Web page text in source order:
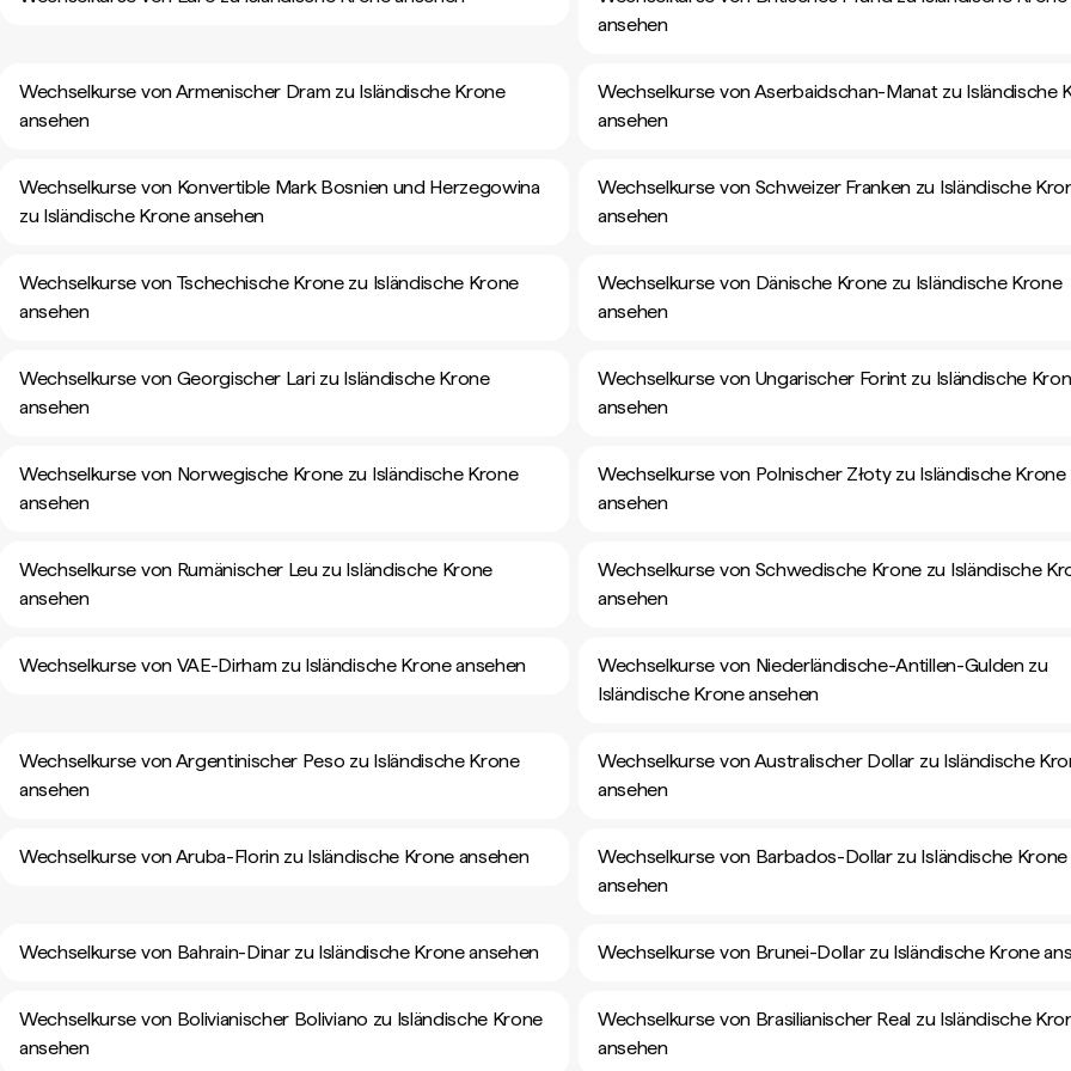
ansehen
Wechselkurse von Armenischer Dram zu Isländische Krone
ansehen
Wechselkurse von Aserbaidschan-Manat zu Isländische
ansehen
Wechselkurse von Konvertible Mark Bosnien und Herzegowina
zu Isländische Krone ansehen
Wechselkurse von Schweizer Franken zu Isländische
ansehen
Wechselkurse von Tschechische Krone zu Isländische Krone
ansehen
Wechselkurse von Dänische Krone zu Isländische Krone
ansehen
Wechselkurse von Georgischer Lari zu Isländische Krone
ansehen
Wechselkurse von Ungarischer Forint zu Isländische
ansehen
Wechselkurse von Norwegische Krone zu Isländische Krone
ansehen
Wechselkurse von Polnischer Złoty zu Isländische Krone
ansehen
Wechselkurse von Rumänischer Leu zu Isländische Krone
ansehen
Wechselkurse von Schwedische Krone zu Isländische
ansehen
Wechselkurse von VAE-Dirham zu Isländische Krone ansehen
Wechselkurse von Niederländische-Antillen-Gulden zu
Isländische Krone ansehen
Wechselkurse von Argentinischer Peso zu Isländische Krone
ansehen
Wechselkurse von Australischer Dollar zu Isländische
ansehen
Wechselkurse von Aruba-Florin zu Isländische Krone ansehen
Wechselkurse von Barbados-Dollar zu Isländische Krone
ansehen
Wechselkurse von Bahrain-Dinar zu Isländische Krone ansehen Wechselkurse von Brunei-Dollar zu Isländische Krone
Wechselkurse von Bolivianischer Boliviano zu Isländische Krone
ansehen
Wechselkurse von Brasilianischer Real zu Isländische
ansehen